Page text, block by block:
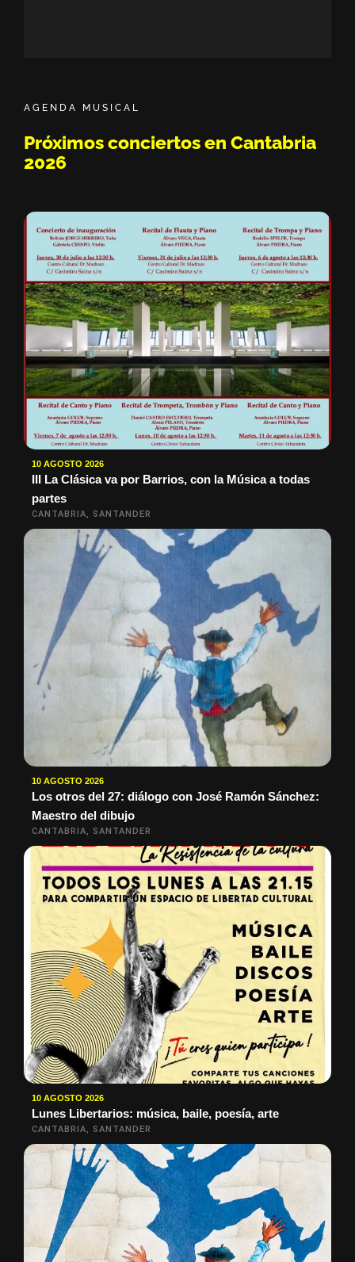
AGENDA MUSICAL
Próximos conciertos en Cantabria
2026
10 AGOSTO 2026
III La Clásica va por Barrios, con la Música a todas
partes
CANTABRIA, SANTANDER
10 AGOSTO 2026
Los otros del 27: diálogo con José Ramón Sánchez:
Maestro del dibujo
CANTABRIA, SANTANDER
10 AGOSTO 2026
Lunes Libertarios: música, baile, poesía, arte
CANTABRIA, SANTANDER